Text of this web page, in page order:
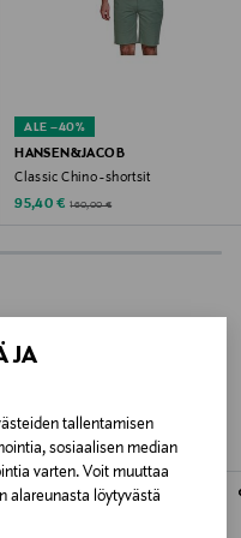
JA
tallentamisen
sosiaalisen median
varten. Voit muuttaa
alareunasta löytyvästä
Sweden
ALE –40%
HANSEN&JACOB
Classic Chino -shortsit
Discounted Price
95,40 € Original Price
160,00 €